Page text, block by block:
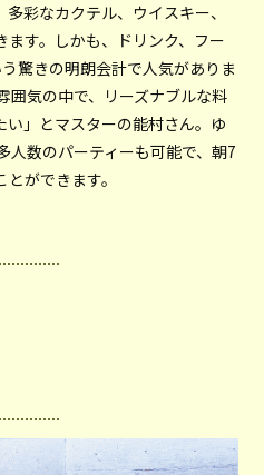
彩なカクテル、ウイスキー、
す。しかも、ドリンク、フー
驚きの明朗会計で人気がありま
囲気の中で、リーズナブルな料
」とマスターの能村さん。ゆ
人数のパーティーも可能で、朝7
ができます。